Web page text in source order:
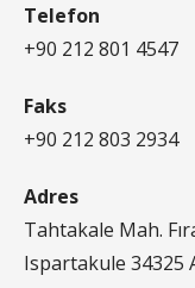
Telefon
+90 212 801 4547
Faks
+90 212 803 2934
Adres
Tahtakale Mah.
Ispartakule 34325